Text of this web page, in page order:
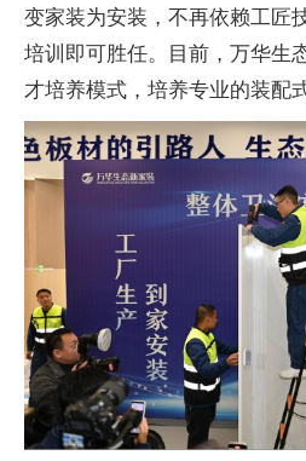
变家装为安装，不再依赖工匠
培训即可胜任。目前，万华生
才培养模式，培养专业的装配